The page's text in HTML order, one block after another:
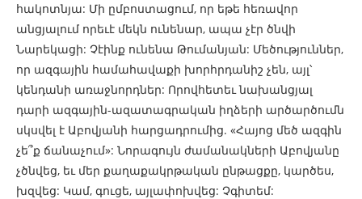
հակոտնյա: Մի ըմբոստացում, որ եթե հեռավոր
անցյալում որեւէ մեկն ունենար, ապա չէր ծնվի
Նարեկացի: Չէինք ունենա Թումանյան: Մեծություններ,
որ ազգային համահավաքի խորհրդանիշ չեն, այլ՝
կենդանի առաջնորդներ: Որովհետեւ նախանցյալ
դարի ազգային-ազատագրական իղձերի արծարծումն
սկսվել է Աբովյանի հարցադրումից. «Հայոց մեծ ազգին
չե՞ք ճանաչում»: Նորագույն ժամանակների Աբովյանը
չծնվեց, եւ մեր քաղաքակրթական ընթացքը, կարծես,
խզվեց: Կամ, գուցե, այլափոխվեց: Չգիտեմ: